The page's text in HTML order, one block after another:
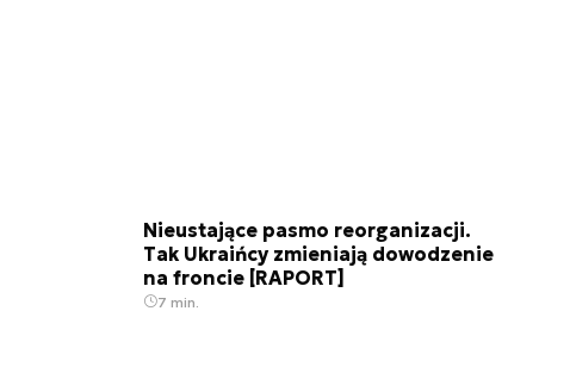
Nieustające pasmo reorganizacji.
Tak Ukraińcy zmieniają dowodzenie
na froncie [RAPORT]
7 min.